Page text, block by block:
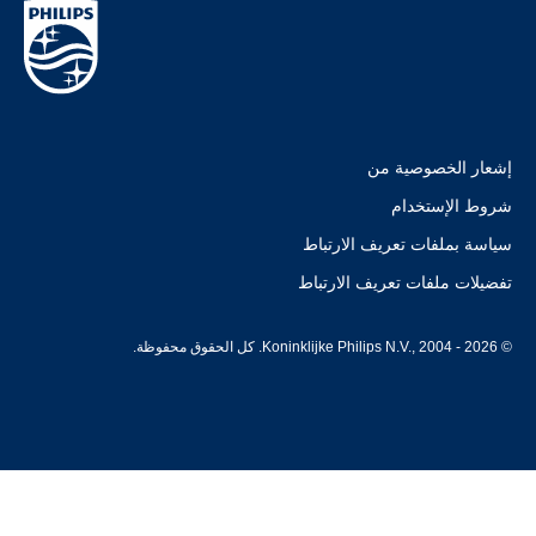
إشعار الخصوصية من
شروط الإستخدام
سياسة بملفات تعريف الارتباط
تفضيلات ملفات تعريف الارتباط
© Koninklijke Philips N.V., 2004 - 2026. كل الحقوق محفوظة.